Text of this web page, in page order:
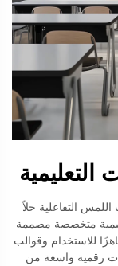
التفاعلية حلاً
متخصصة مصممة
للاستخدام وقوالب
رقمية واسعة من